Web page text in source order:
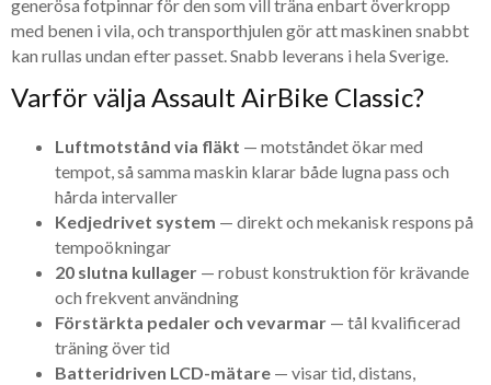
generösa fotpinnar för den som vill träna enbart överkropp
med benen i vila, och transporthjulen gör att maskinen snabbt
kan rullas undan efter passet. Snabb leverans i hela Sverige.
Varför välja Assault AirBike Classic?
Luftmotstånd via fläkt — motståndet ökar med
tempot, så samma maskin klarar både lugna pass och
hårda intervaller
Kedjedrivet system — direkt och mekanisk respons på
tempoökningar
20 slutna kullager — robust konstruktion för krävande
och frekvent användning
Förstärkta pedaler och vevarmar — tål kvalificerad
träning över tid
Batteridriven LCD-mätare — visar tid, distans,